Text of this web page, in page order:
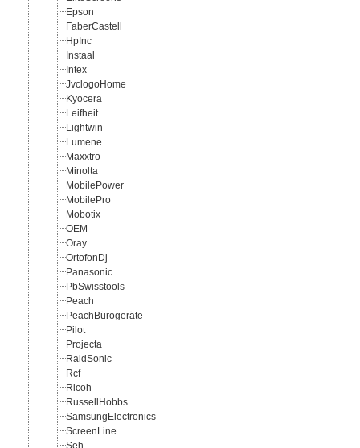
Epson
FaberCastell
HpInc
Instaal
Intex
JvclogoHome
Kyocera
Leifheit
Lightwin
Lumene
Maxxtro
Minolta
MobilePower
MobilePro
Mobotix
OEM
Oray
OrtofonDj
Panasonic
PbSwisstools
Peach
PeachBürogeräte
Pilot
Projecta
RaidSonic
Rcf
Ricoh
RussellHobbs
SamsungElectronics
ScreenLine
Seh